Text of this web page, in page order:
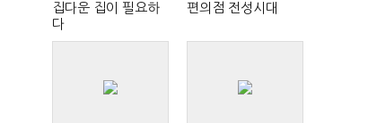
집다운 집이 필요하
다
편의점 전성시대